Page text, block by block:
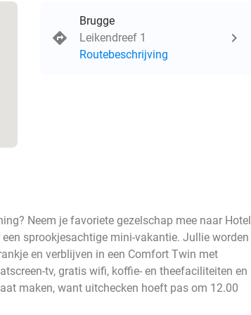
Brugge
Leikendreef 1
Routebeschrijving
Neem je favoriete gezelschap mee naar Hotel
sprookjesachtige mini-vakantie. Jullie worden
en verblijven in een Comfort Twin met
tv, gratis wifi, koffie- en theefaciliteiten en
maken, want uitchecken hoeft pas om 12.00